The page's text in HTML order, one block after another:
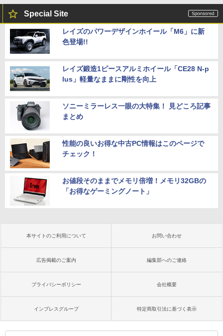
Special Site
レイズのパワーデザインホイール「M6」に新
色登場!!
レイズ鍛造1ピースアルミホイール「CE28 N-p
lus」軽量なままに剛性を向上
ソニーミラーレス一眼の大特集！ 見どころ記事
まとめ
性能の良いお得な中古PC情報はこのページで
チェック！
お値段そのままでメモリ倍増！メモリ32GBの
「お得なゲーミングノート」
本サイトのご利用について お問い合わせ
広告掲載のご案内 編集部へのご連絡
プライバシーポリシー 会社概要
インプレスグループ 特定商取引法に基づく表示